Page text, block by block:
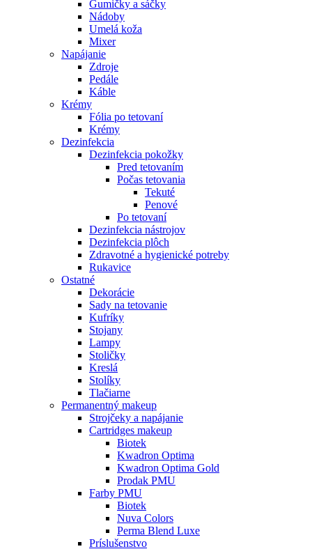
Gumičky a sáčky
Nádoby
Umelá koža
Mixer
Napájanie
Zdroje
Pedále
Káble
Krémy
Fólia po tetovaní
Krémy
Dezinfekcia
Dezinfekcia pokožky
Pred tetovaním
Počas tetovania
Tekuté
Penové
Po tetovaní
Dezinfekcia nástrojov
Dezinfekcia plôch
Zdravotné a hygienické potreby
Rukavice
Ostatné
Dekorácie
Sady na tetovanie
Kufríky
Stojany
Lampy
Stoličky
Kreslá
Stolíky
Tlačiarne
Permanentný makeup
Strojčeky a napájanie
Cartridges makeup
Biotek
Kwadron Optima
Kwadron Optima Gold
Prodak PMU
Farby PMU
Biotek
Nuva Colors
Perma Blend Luxe
Príslušenstvo